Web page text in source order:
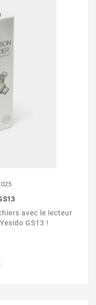
avec le lecteur
GS13 !